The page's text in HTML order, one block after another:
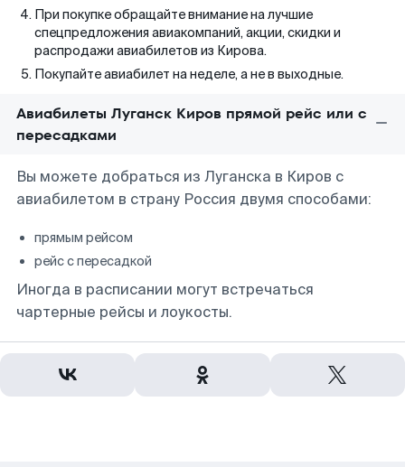
При покупке обращайте внимание на лучшие
спецпредложения авиакомпаний, акции, скидки и
распродажи авиабилетов из Кирова.
Покупайте авиабилет на неделе, а не в выходные.
Авиабилеты Луганск Киров прямой рейс или с
пересадками
Вы можете добраться из Луганска в Киров с
авиабилетом в страну Россия двумя способами:
прямым рейсом
рейс с пересадкой
Иногда в расписании могут встречаться
чартерные рейсы и лоукосты.